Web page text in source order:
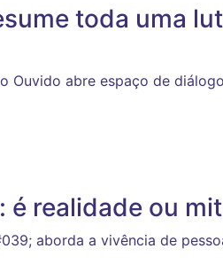
toda uma
Ouvido abre espaço de
é realidade ou
aborda a vivência de